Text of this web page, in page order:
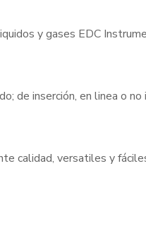
y gases EDC
de inserción, en linea o
calidad, versatiles y